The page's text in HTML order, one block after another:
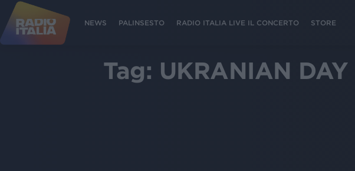
NEWS PALINSESTO RADIO ITALIA LIVE IL CONCERTO STORE
Tag: UKRANIAN DAY